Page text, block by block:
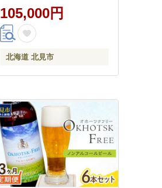
105,000円
北海道 北見市